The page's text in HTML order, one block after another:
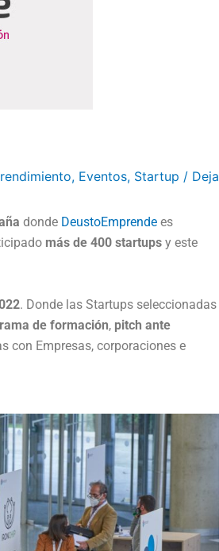
, Eventos, Startup / Deja
dondeDeustoEmprendees
más de 400 startupsy este
. Donde las Startups seleccionadas
de formación,pitch ante
con Empresas, corporaciones e